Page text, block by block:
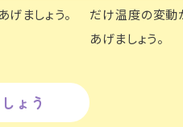
げましょう。
だけ温度の変動
あげましょう。
ょう